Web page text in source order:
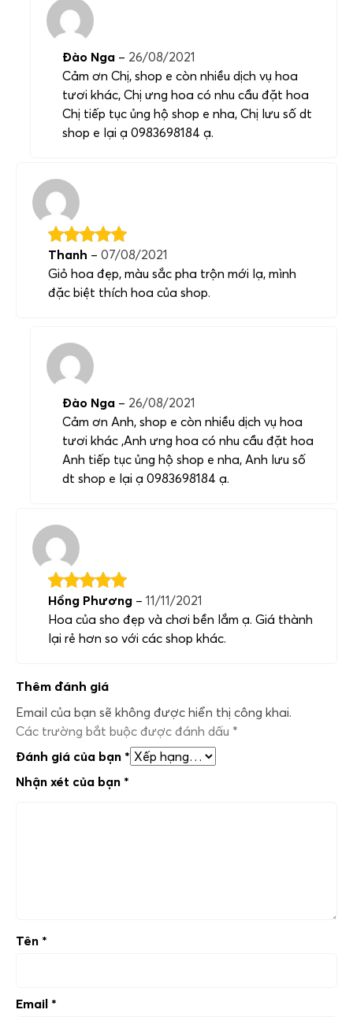
Đào Nga – 26/08/2021
Cảm ơn Chị, shop e còn nhiều dịch vụ hoa
tươi khác, Chị ưng hoa có nhu cầu đặt hoa
Chị tiếp tục ủng hộ shop e nha, Chị lưu số dt
shop e lại ạ 0983698184 ạ.
Thanh – 07/08/2021
Giỏ hoa đẹp, màu sắc pha trộn mới lạ, mình
đặc biệt thích hoa của shop.
Đào Nga – 26/08/2021
Cảm ơn Anh, shop e còn nhiều dịch vụ hoa
tươi khác ,Anh ưng hoa có nhu cầu đặt hoa
Anh tiếp tục ủng hộ shop e nha, Anh lưu số
dt shop e lại ạ 0983698184 ạ.
Hồng Phương – 11/11/2021
Hoa của sho đẹp và chơi bền lắm ạ. Giá thành
lại rẻ hơn so với các shop khác.
Thêm đánh giá
Email của bạn sẽ không được hiển thị công khai.
Các trường bắt buộc được đánh dấu *
Đánh giá của bạn *
Nhận xét của bạn *
Tên *
Email *